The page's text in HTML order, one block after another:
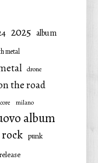
2025 album
metal
drone
the road
milano
album
punk
release